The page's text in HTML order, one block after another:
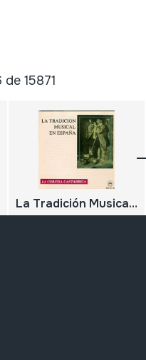
15871
La Tradición Musical en España; La cornisa cantábrica